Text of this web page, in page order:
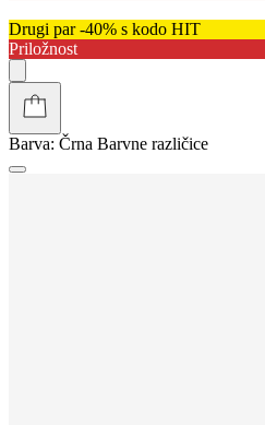
Drugi par -40% s kodo HIT
Priložnost
Barva: Črna Barvne različice